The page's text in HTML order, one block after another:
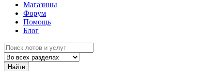
Магазины
Форум
Помощь
Блог
Найти